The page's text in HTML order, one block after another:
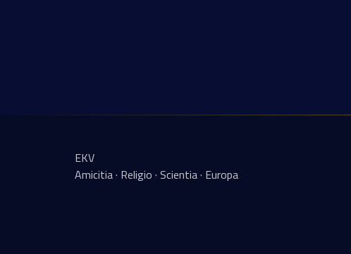
EKV
Amicitia · Religio · Scientia · Europa